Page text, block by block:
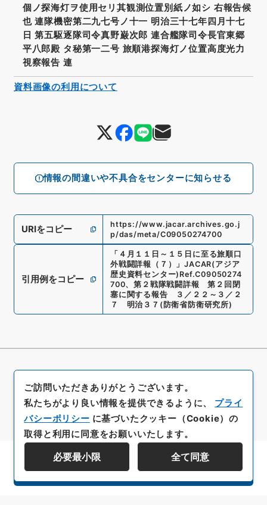
情報の間違いや不具合をセンターに知らせる
個ノ探海灯ヲ使用セリ其観測位置別紙ノ如シ 右報告候
也 連隊機密第二九七号ノ十一 明治三十七年四月十七
日 第五駆逐隊司令真野巌次郎 連合艦隊司令長官東郷
平八郎殿 タ秘第一二号 旅順港探海灯ノ位置高度光力
視察報告 連
URIをコピー
https://www.jacar.archives.go.j
p/das/meta/C09050274700
引用例をコピー
「 ４月１１日～１５日に至る旅順口
外戦闘詳報（７）
」JACAR(アジア
歴史資料センター) Ref.C09050274
700、第２戦隊戦闘詳報 第２回閉
塞に関する報告 ３／２２～３／２
７ 明治３７ ( 防衛省防衛研究所)
資料画像の利用について
資料群階層を表示する
ご訪問いただきありがとうございます。
私たちがより良い情報を提供できるように、 プライ
バシーポリシー に基づいたクッキー（Cookie）の
取得と利用に同意をお願いいたします。
必要最小限 全て同意